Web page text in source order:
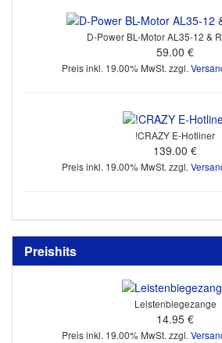
D-Power BL-Motor AL35-12 &
59.00 €
Preis inkl. 19.00% MwSt. zzgl.
!CRAZY E-Hotliner
139.00 €
Preis inkl. 19.00% MwSt. zzgl.
Preishits
Leistenbiegezange
14.95 €
Preis inkl. 19.00% MwSt. zzgl.